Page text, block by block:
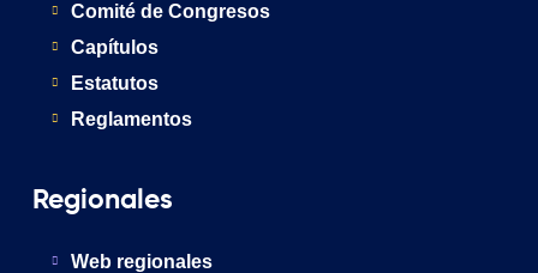
Comité de Congresos
Capítulos
Estatutos
Reglamentos
Regionales
Web regionales